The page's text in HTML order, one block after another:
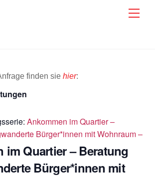
finden sie hier:
Ankommen im Quartier –
Bürger*innen mit Wohnraum –
im Quartier – Beratung
Bürger*innen mit